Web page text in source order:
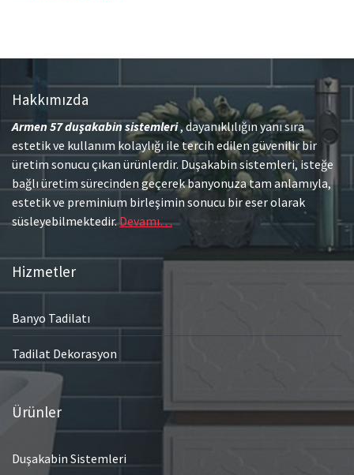
Hakkımızda
Armen 57duşakabin sistemleri, dayanıklılığın yanı sıra
estetik ve kullanım kolaylığı ile tercih edilen güvenilir bir
üretim sonucu çıkan ürünlerdir. Duşakabin sistemleri, isteğe
bağlı üretim sürecinden geçerek banyonuza tam anlamıyla,
estetik ve preminium birleşimin sonucu bir eser olarak
süsleyebilmektedir.Devamı…
Hizmetler
Banyo Tadilatı
Tadilat Dekorasyon
Ürünler
Duşakabin Sistemleri